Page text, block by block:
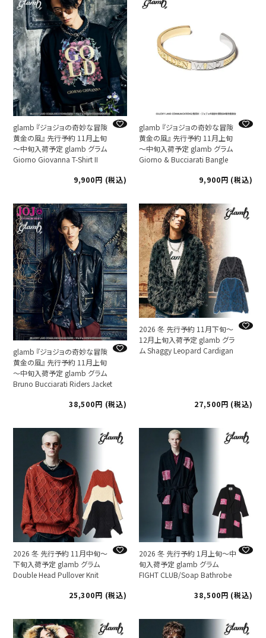
glamb 『ジョジョの奇妙な冒険
黄金の風』 先行予約 11月上旬
～中旬入荷予定 glamb グラム
Giorno Giovanna T-Shirt II
9,900
税込
glamb 『ジョジョの奇妙な冒険
黄金の風』 先行予約 11月上旬
～中旬入荷予定 glamb グラム
Giorno & Bucciarati Bangle
9,900
税込
glamb 『ジョジョの奇妙な冒険
黄金の風』 先行予約 11月上旬
～中旬入荷予定 glamb グラム
Bruno Bucciarati Riders Jacket
38,500
税込
2026 冬 先行予約 11月下旬～
12月上旬入荷予定 glamb グラ
ム Shaggy Leopard Cardigan
27,500 税込
2026 冬 先行予約 11月中旬～
下旬入荷予定 glamb グラム
Double Head Pullover Knit
25,300
税込
2026 冬 先行予約 1月上旬～中
旬入荷予定 glamb グラム
FIGHT CLUB/Soap Bathrobe
38,500
税込